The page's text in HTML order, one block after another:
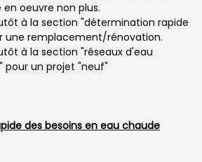
oeuvre non plus.
à la section "détermination rapide
une remplacement/rénovation.
à la section "réseaux d'eau
pour un projet "neuf"
des besoins en eau chaude